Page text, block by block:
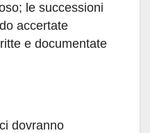
le successioni
accertate
e documentate
dovranno